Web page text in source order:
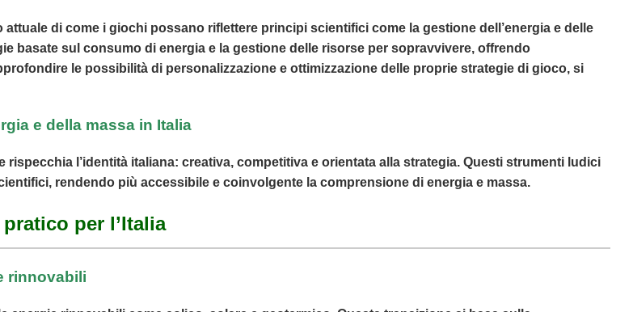
di come i giochi possano riflettere principi scientifici come la gestione dell’energia e delle
basate sul consumo di energia e la gestione delle risorse per sopravvivere, offrendo
le possibilità di personalizzazione e ottimizzazione delle proprie strategie di gioco, si
e della massa in Italia
l’identità italiana: creativa, competitiva e orientata alla strategia. Questi strumenti ludici
rendendo più accessibile e coinvolgente la comprensione di energia e massa.
per l’Italia
rinnovabili